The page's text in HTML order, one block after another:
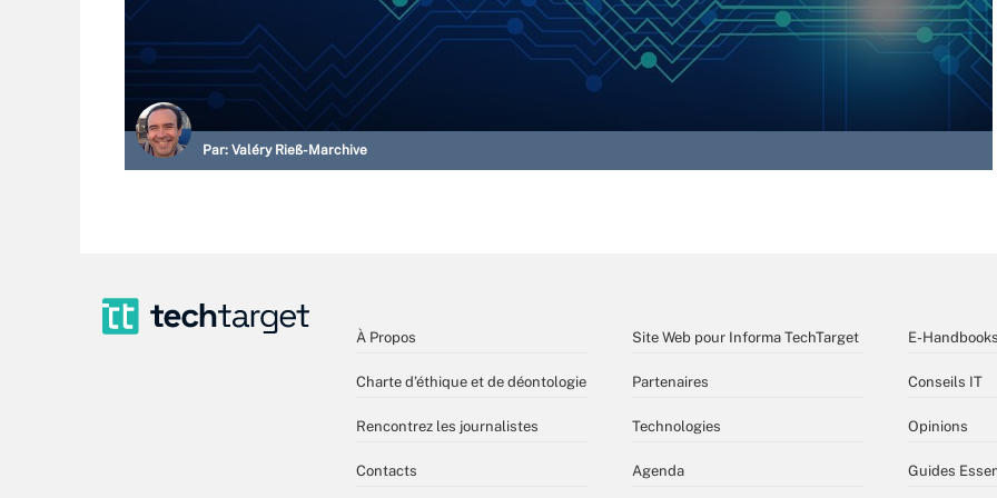
Par: Valéry Rieß-Marchive
À Propos
Charte d’éthique et de déontologie
Rencontrez les journalistes
Contacts
Site Web pour Informa TechTarget
Partenaires
Technologies
Agenda
E-Handbooks
Conseils IT
Opinions
Guides